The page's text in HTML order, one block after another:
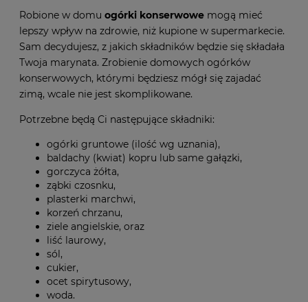
Robione w domu ogórki konserwowe mogą mieć
lepszy wpływ na zdrowie, niż kupione w supermarkecie.
Sam decydujesz, z jakich składników będzie się składała
Twoja marynata. Zrobienie domowych ogórków
konserwowych, którymi będziesz mógł się zajadać
zimą, wcale nie jest skomplikowane.
Potrzebne będą Ci następujące składniki:
ogórki gruntowe (ilość wg uznania),
baldachy (kwiat) kopru lub same gałązki,
gorczyca żółta,
ząbki czosnku,
plasterki marchwi,
korzeń chrzanu,
ziele angielskie, oraz
liść laurowy,
sól,
cukier,
ocet spirytusowy,
woda.